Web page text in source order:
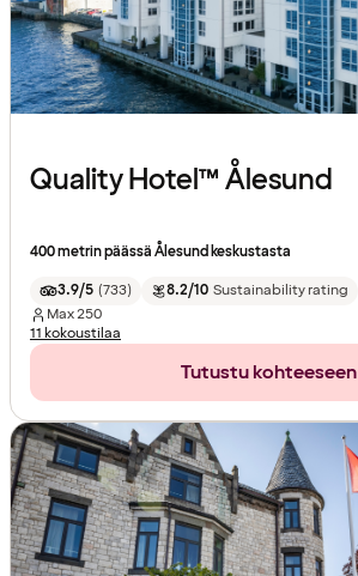
Quality Hotel™ Ålesund
400 metrin päässä Ålesund keskustasta
3.9/5 (733) 8.2/10 Sustainability rating
Max250
11 kokoustilaa
Tutustu kohteeseen